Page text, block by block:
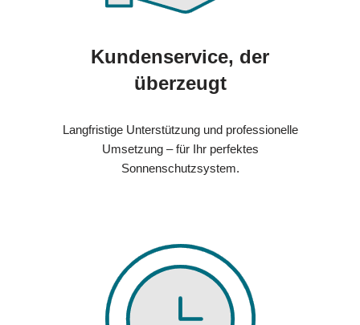
Kundenservice, der
überzeugt
Langfristige Unterstützung und professionelle
Umsetzung – für Ihr perfektes
Sonnenschutzsystem.